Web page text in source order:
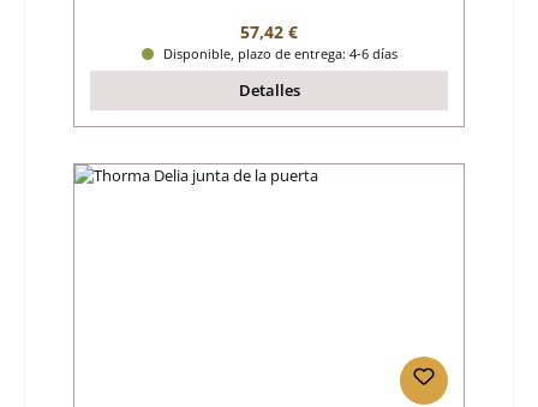
Precio normal:
57,42 €
Disponible, plazo de entrega: 4-6 días
Detalles